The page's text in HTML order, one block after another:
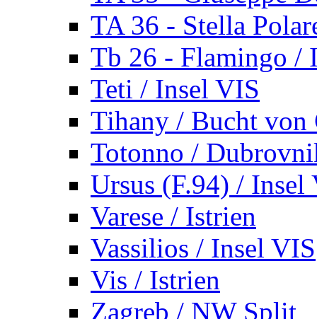
TA 36 - Stella
Tb 26 - Flamingo /
Teti / Insel VIS
Tihany / Bucht von
Totonno /
Ursus (F.94) / Insel
Varese / Istrien
Vassilios / Insel VIS
Vis / Istrien
Zagreb / NW Split